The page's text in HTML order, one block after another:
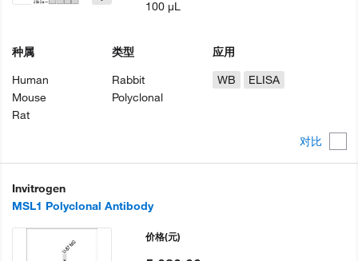
对比
种属
Human
Mouse
Rat
类型
Rabbit
Polyclonal
应用
WB
ELISA
100 µL
Invitrogen
MSL1 Polyclonal Antibody
价格(元)